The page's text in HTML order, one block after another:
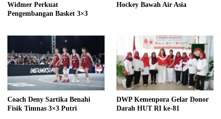
Widmer Perkuat
Pengembangan Basket 3×3
Hockey Bawah Air Asia
Coach Deny Sartika Benahi
Fisik Timnas 3×3 Putri
DWP Kemenpora Gelar Donor
Darah HUT RI ke-81